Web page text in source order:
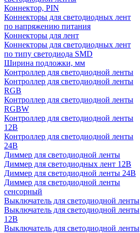
Коннектор, PIN
Коннекторы для светодиодных лент
по напряжению питания
Коннекторы для лент
Коннекторы для светодиодных лент
по типу светодиода SMD
Ширина подложки, мм
Контроллер для светодиодной ленты
Контроллер для светодиодной ленты
RGB
Контроллер для светодиодной ленты
RGBW
Контроллер для светодиодной ленты
12В
Контроллер для светодиодной ленты
24В
Диммер для светодиодной ленты
Диммер для светодиодных лент 12В
Диммер для светодиодной ленты 24В
Диммер для светодиодной ленты
сенсорный
Выключатель для светодиодной ленты
Выключатель для светодиодной ленты
12В
Выключатель для светодиодной ленты